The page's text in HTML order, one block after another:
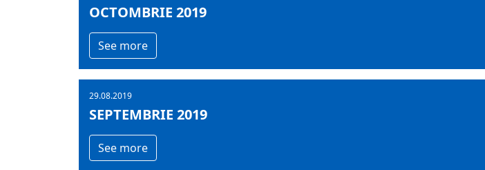
OCTOMBRIE 2019
See more
29.08.2019
SEPTEMBRIE 2019
See more